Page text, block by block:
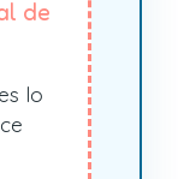
de
lo